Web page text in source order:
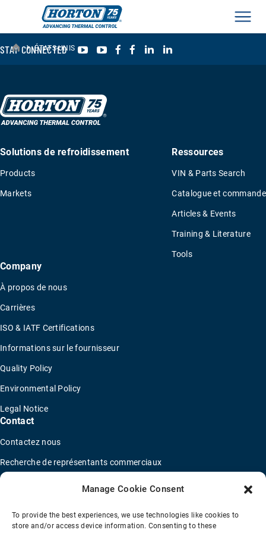
Manage Cookie Consent
To provide the best experiences, we use technologies like cookies to
store and/or access device information. Consenting to these
› ÉTATS-UNIS
STAY CONNECTED YouTubeYouTube
Facebook
Facebook
LinkedIn
Solutions de refroidissement
Products
Markets
Ressources
VIN & Parts Search
Catalogue et commande
Articles & Events
Training & Literature
Tools
Company
À propos de nous
Carrières
ISO & IATF Certifications
Informations sur le fournisseur
Quality Policy
Environmental Policy
Legal Notice
Contact
Contactez nous
Recherche de représentants commerciaux
Nouveau questionnaire de candidature